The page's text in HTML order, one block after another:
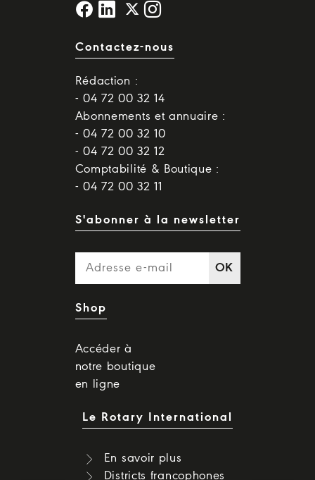
Contactez-nous
Rédaction :
- 04 72 00 32 14
Abonnements et annuaire :
- 04 72 00 32 10
- 04 72 00 32 12
Comptabilité & Boutique :
- 04 72 00 32 11
S'abonner à la newsletter
OK
Shop
Accéder à
notre boutique
en ligne
Le Rotary International
En savoir plus
Districts francophones